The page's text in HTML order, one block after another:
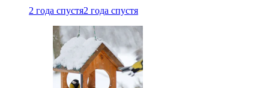
2 года спустя2 года спустя